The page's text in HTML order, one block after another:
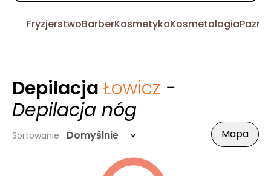
FryzjerstwoBarberKosmetykaKosmetologia
Depilacja Łowicz -
Depilacja nóg
Sortowanie Domyślnie Mapa